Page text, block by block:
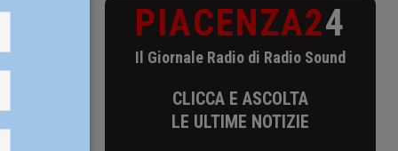
di
PIACENZA24
Il Giornale Radio di Radio Sound
CLICCA E ASCOLTA
LE ULTIME NOTIZIE